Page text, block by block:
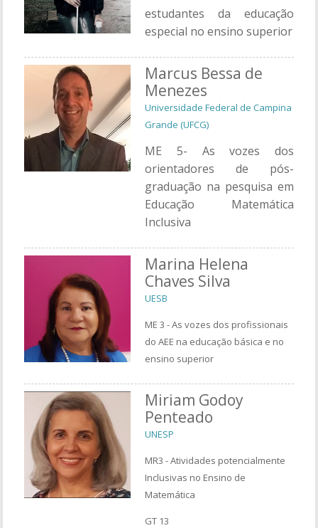
estudantes da educação
especial no ensino superior
Marcus Bessa de
Menezes
Universidade Federal de Campina
Grande (UFCG)
ME 5- As vozes dos
orientadores de pós-
graduação na pesquisa em
Educação Matemática
Inclusiva
Marina Helena
Chaves Silva
UESB
ME 3 - As vozes dos profissionais
do AEE na educação básica e no
ensino superior
Miriam Godoy
Penteado
UNESP
MR3 - Atividades potencialmente
Inclusivas no Ensino de
Matemática
GT 13